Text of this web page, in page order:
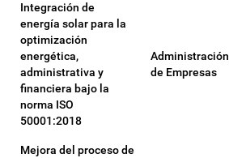
Integración de
energía solar para la
optimización
energética,
administrativa y
financiera bajo la
norma ISO
50001:2018
Administración
de Empresas
Mejora del proceso de